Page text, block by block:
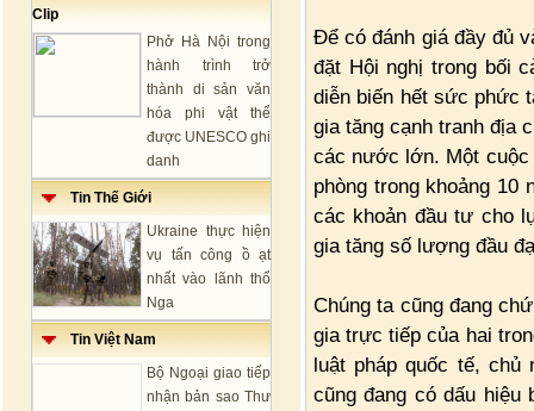
Clip
Phở Hà Nội trong
hành trình trở
thành di sản văn
hóa phi vật thể
được UNESCO ghi
danh
Tin Thế Giới
Ukraine thực hiện
vụ tấn công ồ ạt
nhất vào lãnh thổ
Nga
Tin Việt Nam
Bộ Ngoại giao tiếp
nhận bản sao Thư
Để có đánh giá đầy đủ
đặt Hội nghị trong bối
diễn biến hết sức phức
gia tăng cạnh tranh địa
các nước lớn. Một cuộc
phòng trong khoảng
các khoản đầu tư cho
gia tăng số lượng đầu
Chúng ta cũng đang
gia trực tiếp của hai
luật pháp quốc tế,
cũng đang có dấu hiệu